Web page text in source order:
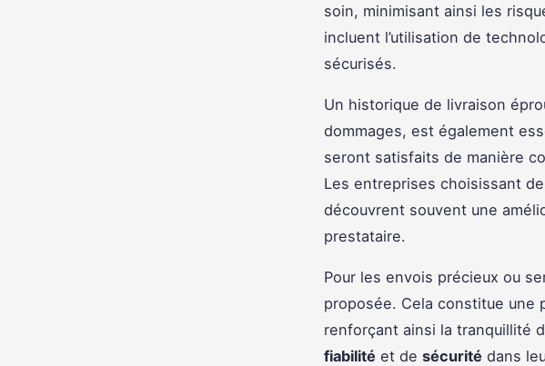
soin, minimisant ainsi les
incluent l’utilisation de
sécurisés.
Un historique de livraison
dommages, est également
seront satisfaits de manière
Les entreprises choisissant
découvrent souvent une
prestataire.
Pour les envois précieux ou
proposée. Cela constitue une
renforçant ainsi la tranquillité
fiabilité et de sécurité dans